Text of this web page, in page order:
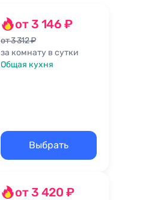
от 3 146 ₽
от 3 312 ₽
за комнату в сутки
Общая кухня
Выбрать
от 3 420 ₽